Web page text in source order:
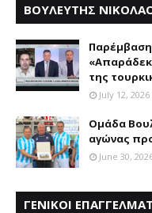
ΒΟΥΛΕΥΤΗΣ
της
July 12, 2026
Ομάδα
αγώνας
June 30,
ΓΕΝΙΚΟΙ